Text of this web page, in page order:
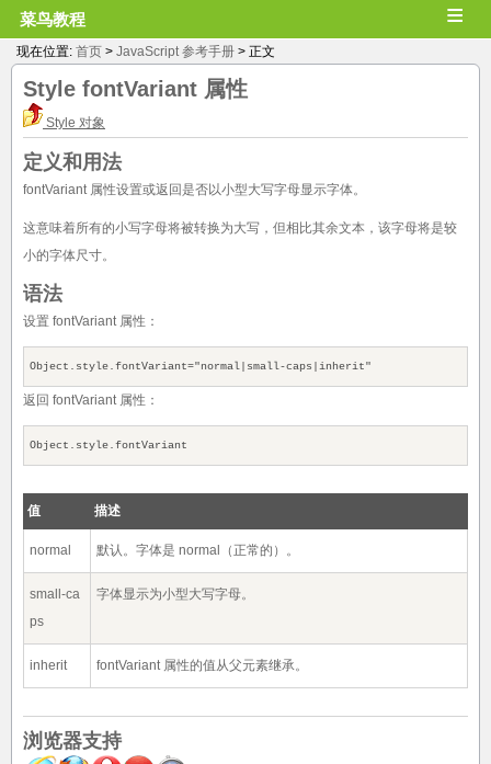
菜鸟教程 ≡
现在位置: 首页 > JavaScript 参考手册 > 正文
Style fontVariant 属性
Style 对象
定义和用法
fontVariant 属性设置或返回是否以小型大写字母显示字体。
这意味着所有的小写字母将被转换为大写，但相比其余文本，该字母将是较
小的字体尺寸。
语法
设置 fontVariant 属性：
Object.style.fontVariant="normal|small-caps|inherit"
返回 fontVariant 属性：
Object.style.fontVariant
值 描述
normal 默认。字体是 normal（正常的）。
small-ca
ps
字体显示为小型大写字母。
inherit fontVariant 属性的值从父元素继承。
浏览器支持